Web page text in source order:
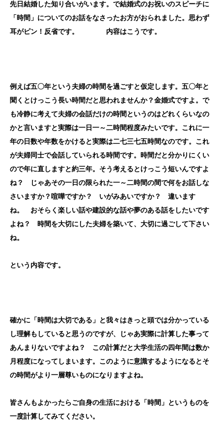
先日結婚した知り合いがいます。で結婚式のお祝いのスピーチに
「時間」についてのお話をなさったお方がおられました。思わず
耳がピン！反省です。 内容はこうです。
例えば五〇年という夫婦の時間を過ごすと仮定します。五〇年と
聞くとけっこう長い時間だと思われませんか？金婚式ですよ。で
も冷静に考えて夫婦の会話だけの時間というのはどれくらいなの
かと言いますと実際は一日一～二時間程度みたいです。これに一
年の日数や年数をかけると実際は二七三七五時間なのです。これ
が夫婦同士で会話していられる時間です。時間だと分かりにくい
ので年に直しますと約三年。そう考えるとけっこう短いんですよ
ね？ じゃあその一日の限られた一～二時間の間で何をお話しな
さいますか？喧嘩ですか？ いがみあいですか？ 違います
ね。 おそらく楽しい話や建設的な話や夢のある話をしたいです
よね？ 時間を大切にした夫婦を築いて、大切に過ごして下さい
ね。
という内容です。
確かに「時間は大切である」と我々はきっと頭では分かっている
し理解もしていると思うのですが、じゃあ実際に計算した事って
あんまりないですよね？ この計算だと大学生活の四年間は数か
月程度になってしまいます。このように意識するようになるとそ
の時間がより一層尊いものになりますよね。
皆さんもよかったらご自身の生活における「時間」というものを
一度計算してみてください。